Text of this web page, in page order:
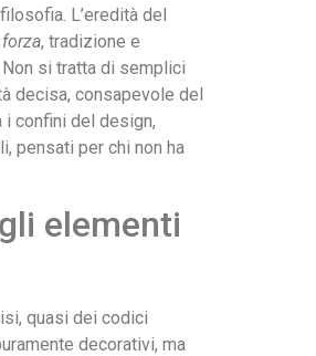
L’eredità del
, tradizione e
si tratta di semplici
decisa, consapevole del
confini del design,
pensati per chi non ha
elementi
quasi dei codici
decorativi, ma